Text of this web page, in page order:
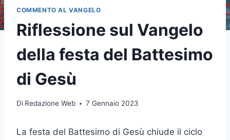
COMMENTO AL VANGELO
Riflessione sul Vangelo
della festa del Battesimo
di Gesù
Di Redazione Web 7 Gennaio 2023
La festa del Battesimo di Gesù chiude il ciclo